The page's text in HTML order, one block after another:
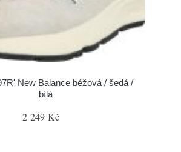
New Balance béžová / šedá /
bílá
2 249 Kč